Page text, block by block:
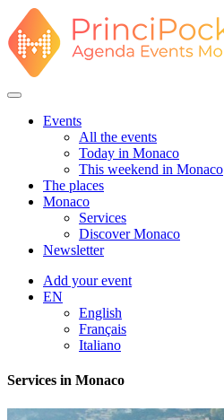
Events
All the events
Today in Monaco
This weekend in Monaco
The places
Monaco
Services
Discover Monaco
Newsletter
Add your event
EN
English
Français
Italiano
Services in Monaco